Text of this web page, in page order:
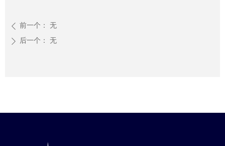
ꄴ 前一个： 无
ꄲ 后一个： 无